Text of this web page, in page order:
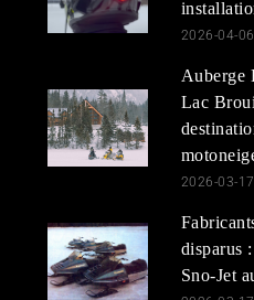
2026-04-06
Auberge
Lac
2026-03-17
disparus
Sno-Jet